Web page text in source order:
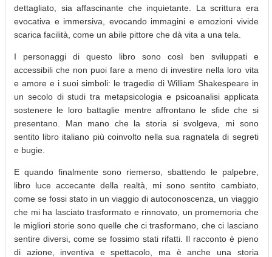
dettagliato, sia affascinante che inquietante. La scrittura era
evocativa e immersiva, evocando immagini e emozioni vivide
scarica facilità, come un abile pittore che dà vita a una tela.
I personaggi di questo libro sono così ben sviluppati e
accessibili che non puoi fare a meno di investire nella loro vita
e amore e i suoi simboli: le tragedie di William Shakespeare in
un secolo di studi tra metapsicologia e psicoanalisi applicata
sostenere le loro battaglie mentre affrontano le sfide che si
presentano. Man mano che la storia si svolgeva, mi sono
sentito libro italiano più coinvolto nella sua ragnatela di segreti
e bugie.
E quando finalmente sono riemerso, sbattendo le palpebre,
libro luce accecante della realtà, mi sono sentito cambiato,
come se fossi stato in un viaggio di autoconoscenza, un viaggio
che mi ha lasciato trasformato e rinnovato, un promemoria che
le migliori storie sono quelle che ci trasformano, che ci lasciano
sentire diversi, come se fossimo stati rifatti. Il racconto è pieno
di azione, inventiva e spettacolo, ma è anche una storia